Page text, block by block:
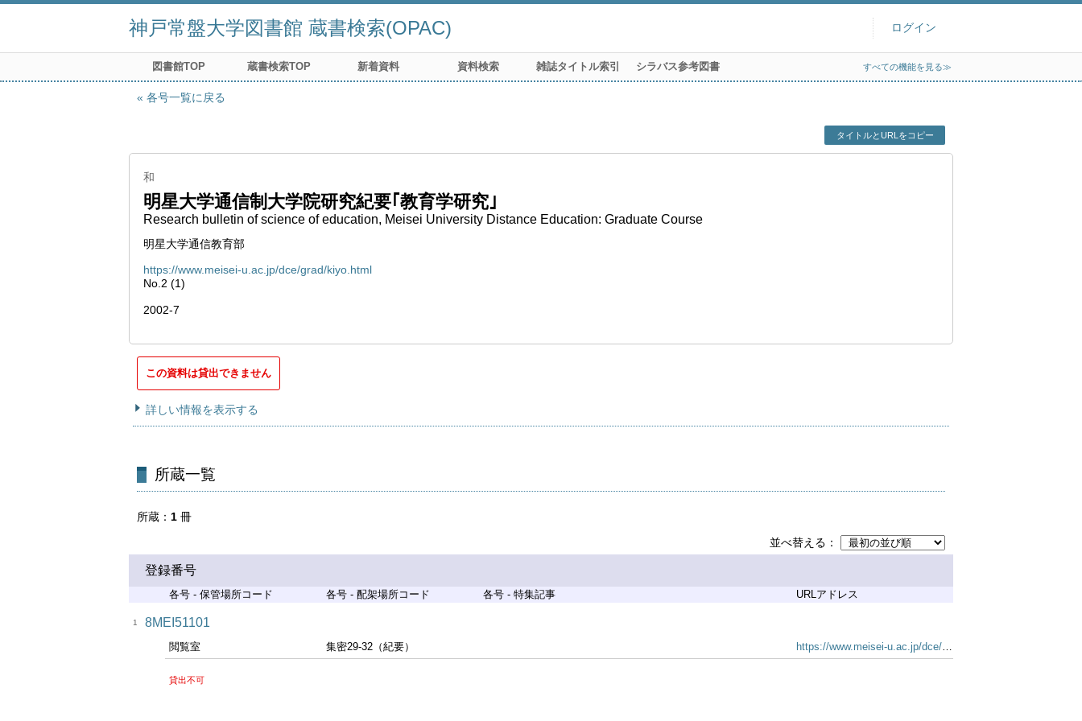
神戸常盤大学図書館 蔵書検索(OPAC) ログイン
図書館TOP 蔵書検索TOP 新着資料 資料検索 雑誌タイトル索引 シラバス参考図書 すべての機能を見る≫
各号一覧に戻る
タイトルとURLをコピー
和
明星大学通信制大学院研究紀要｢教育学研究｣
Research bulletin of science of education, Meisei University Distance Education: Graduate Course
明星大学通信教育部
https://www.meisei-u.ac.jp/dce/grad/kiyo.html
No.2 (1)
2002-7
この資料は貸出できません
詳しい情報を表示する
所蔵一覧
所蔵 1 冊
並べ替える
登録番号
各号 - 保管場所コード 各号 - 配架場所コード 各号 - 特集記事 URLアドレス
1 8MEI51101
閲覧室 集密29-32（紀要） https://www.meisei-u.ac.jp/dce/grad/kiyo.html
貸出不可